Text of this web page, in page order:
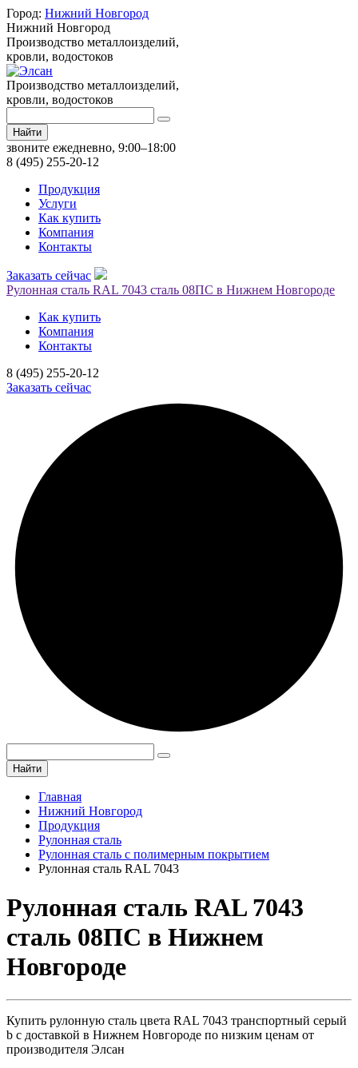
Город: Нижний Новгород
Нижний Новгород
Производство металлоизделий,
кровли, водостоков
Производство металлоизделий,
кровли, водостоков
Найти
звоните ежедневно, 9:00–18:00
8 (495) 255-20-12
Продукция
Услуги
Как купить
Компания
Контакты
Заказать сейчас
Рулонная сталь RAL 7043 сталь 08ПС в Нижнем Новгороде
Как купить
Компания
Контакты
8 (495) 255-20-12
Заказать сейчас
Найти
Главная
Нижний Новгород
Продукция
Рулонная сталь
Рулонная сталь с полимерным покрытием
Рулонная сталь RAL 7043
Рулонная сталь RAL 7043
сталь 08ПС в Нижнем
Новгороде
Купить рулонную сталь цвета RAL 7043 транспортный серый
b с доставкой в Нижнем Новгороде по низким ценам от
производителя Элсан